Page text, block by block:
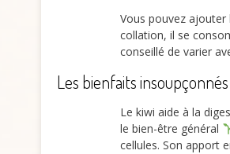
Vous pouvez
collation, il se
conseillé de varier
Les bienfaits
Le kiwi aide à la
le bien-être général
cellules. Son apport